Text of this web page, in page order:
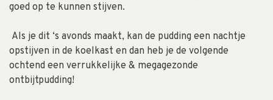
goed op te kunnen stijven.
Als je dit ‘s avonds maakt, kan de pudding een nachtje
opstijven in de koelkast en dan heb je de volgende
ochtend een verrukkelijke & megagezonde
ontbijtpudding!